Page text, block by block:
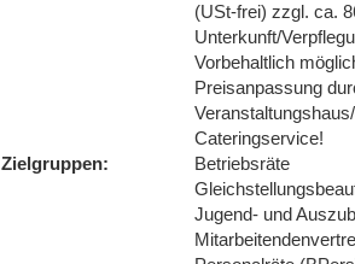
(USt-frei) zzgl. ca.
Unterkunft/
Vorbehaltlich
Preisanpassung
Cateringservice!
Zielgruppen
Betriebsräte
Jugend- und